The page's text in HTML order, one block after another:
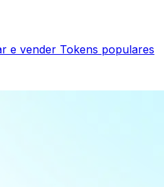
e vender Tokens populares